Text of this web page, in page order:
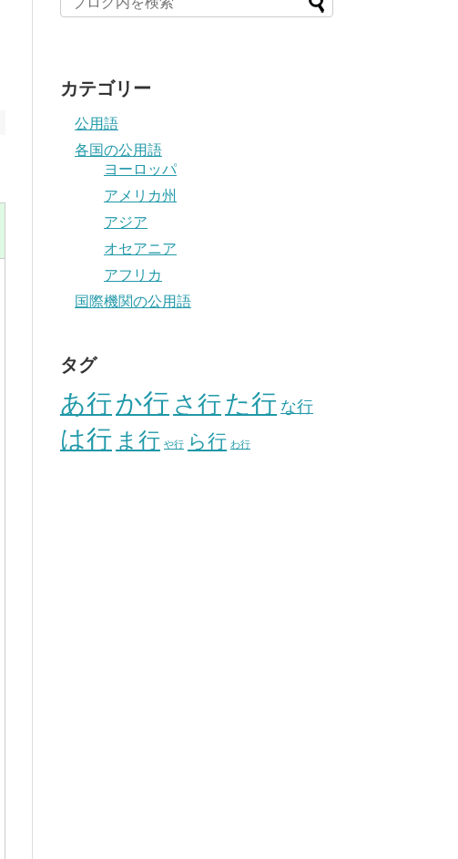
カテゴリー
公用語
各国の公用語
ヨーロッパ
アメリカ州
アジア
オセアニア
アフリカ
国際機関の公用語
タグ
あ行か行 さ行た行 な行
は行 ま行 や行 ら行 わ行